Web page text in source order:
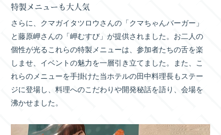
特製メニューも大人気
さらに、クマガイタツロウさんの「クマちゃんバーガー」
と藤原岬さんの「岬むすび」が提供されました。お二人の
個性が光るこれらの特製メニューは、参加者たちの舌を楽
しませ、イベントの魅力を一層引き立てました。また、こ
れらのメニューを手掛けた当ホテルの田中料理長もステー
ジに登場し、料理へのこだわりや開発秘話を語り、会場を
沸かせました。